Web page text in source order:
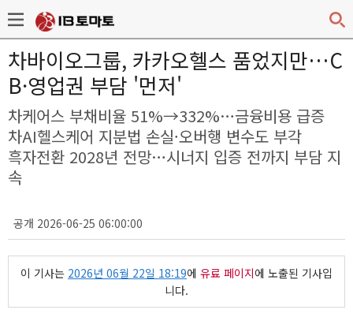
차바이오그룹, 카카오헬스 품었지만…C
B·영업권 부담 '먼저'
차케어스 부채비율 51%→332%…금융비용 급증
차AI헬스케어 지분법 손실·오버행 변수도 부각
흑자전환 2028년 전망…시너지 입증 전까지 부담 지
속
공개 2026-06-25 06:00:00
이 기사는 2026년 06월 22일 18:19에 유료 페이지에 노출된 기사입
니다.